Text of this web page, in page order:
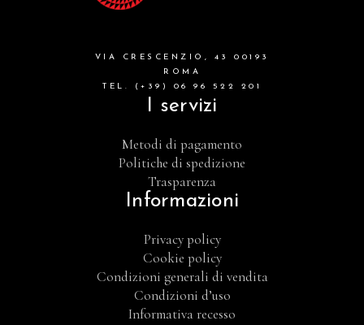
VIA CRESCENZIO, 43 00193
ROMA
TEL. (+39) 06 96 522 201
I servizi
Metodi di pagamento
Politiche di spedizione
Trasparenza
Informazioni
Privacy policy
Cookie policy
Condizioni generali di vendita
Condizioni d’uso
Informativa recesso